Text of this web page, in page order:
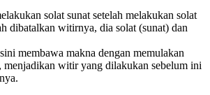
solat sunat setelah melakukan solat
dibatalkan witirnya, dia solat (sunat) dan
membawa makna dengan memulakan
menjadikan witir yang dilakukan sebelum ini